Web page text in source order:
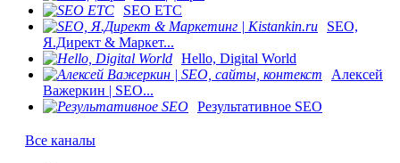
SEO ETC
SEO,
Я.Директ & Маркет...
Hello, Digital World
Алексей
Важеркин | SEO...
Результативное SEO
Все каналы